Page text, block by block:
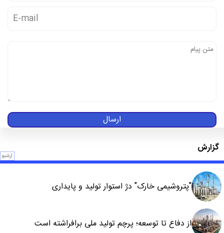
ارسال
گزارش
آرشیو
"پتروشیمی خارک" دژ استوار تولید و پایداری
از دفاع تا توسعه؛ پرچم تولید ملی برافراشته است